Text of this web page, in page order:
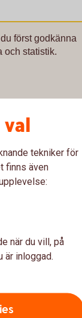
först godkänna
och statistik.
att
spara till
tekniker för
finns även
när du vill, på
är inloggad.